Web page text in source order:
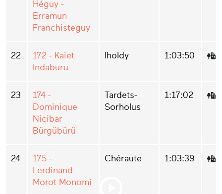
Héguy -
Erramun
Franchisteguy
22
172 - Kaiet
Indaburu
Iholdy 1:03:50
23
174 -
Dominique
Nicibar
Bürgübürü
Tardets-
Sorholus
1:17:02
24
175 -
Ferdinand
Morot Monomi
Chéraute 1:03:39